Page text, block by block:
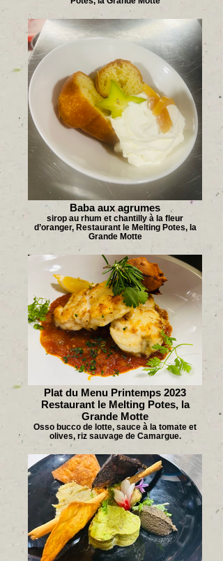
Baba aux agrumes
sirop au rhum et chantilly à la fleur
d’oranger, Restaurant le Melting Potes, la
Grande Motte
Plat du Menu Printemps 2023
Restaurant le Melting Potes, la
Grande Motte
Osso bucco de lotte, sauce à la tomate et
olives, riz sauvage de Camargue.